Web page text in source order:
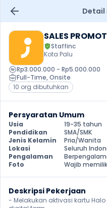
Detail
SALES
Staffinc
Kota Palu
Rp3.000.000 - Rp5.000.000
Full-Time, Onsite
10 org dibutuhkan
Persyaratan Umum
Usia
19-35 tahun
Pendidikan
SMA/SMK
Jenis Kelamin
Pria/Wanita
Lokasi
Seluruh
Pengalaman
Foto
Wajib
Deskripsi Pekerjaan
- ⁠Melakukan aktivasi kartu